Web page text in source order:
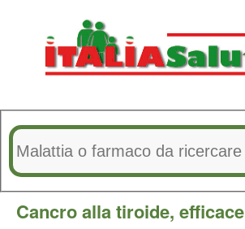
Cancro alla tiroide, efficace